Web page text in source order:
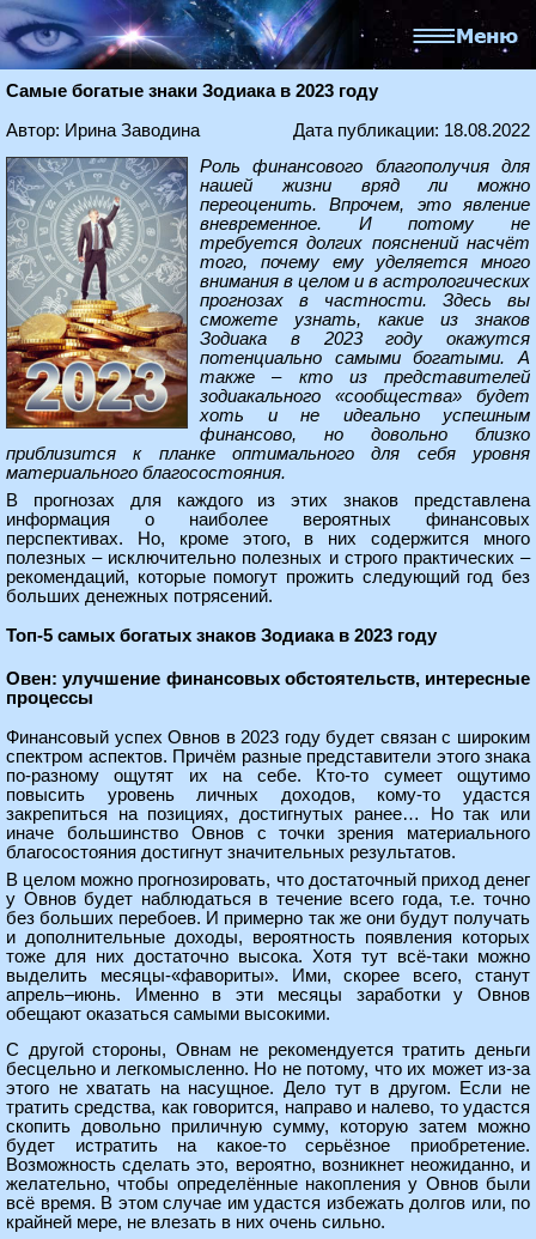
Самые богатые знаки Зодиака в 2023 году
Автор: Ирина Заводина
Дата публикации: 18.08.2022
Роль финансового благополучия для
нашей жизни вряд ли можно
переоценить. Впрочем, это явление
вневременное. И потому не
требуется долгих пояснений насчёт
того, почему ему уделяется много
внимания в целом и в астрологических
прогнозах в частности. Здесь вы
сможете узнать, какие из знаков
Зодиака в 2023 году окажутся
потенциально самыми богатыми. А
также – кто из представителей
зодиакального «сообщества» будет
хоть и не идеально успешным
финансово, но довольно близко
приблизится к планке оптимального для себя уровня
материального благосостояния.
В прогнозах для каждого из этих знаков представлена
информация о наиболее вероятных финансовых
перспективах. Но, кроме этого, в них содержится много
полезных – исключительно полезных и строго практических –
рекомендаций, которые помогут прожить следующий год без
больших денежных потрясений.
Топ-5 самых богатых знаков Зодиака в 2023 году
Овен: улучшение финансовых обстоятельств, интересные
процессы
Финансовый успех Овнов в 2023 году будет связан с широким
спектром аспектов. Причём разные представители этого знака
по-разному ощутят их на себе. Кто-то сумеет ощутимо
повысить уровень личных доходов, кому-то удастся
закрепиться на позициях, достигнутых ранее… Но так или
иначе большинство Овнов с точки зрения материального
благосостояния достигнут значительных результатов.
В целом можно прогнозировать, что достаточный приход денег
у Овнов будет наблюдаться в течение всего года, т.е. точно
без больших перебоев. И примерно так же они будут получать
и дополнительные доходы, вероятность появления которых
тоже для них достаточно высока. Хотя тут всё-таки можно
выделить месяцы-«фавориты». Ими, скорее всего, станут
апрель–июнь. Именно в эти месяцы заработки у Овнов
обещают оказаться самыми высокими.
С другой стороны, Овнам не рекомендуется тратить деньги
бесцельно и легкомысленно. Но не потому, что их может из-за
этого не хватать на насущное. Дело тут в другом. Если не
тратить средства, как говорится, направо и налево, то удастся
скопить довольно приличную сумму, которую затем можно
будет истратить на какое-то серьёзное приобретение.
Возможность сделать это, вероятно, возникнет неожиданно, и
желательно, чтобы определённые накопления у Овнов были
всё время. В этом случае им удастся избежать долгов или, по
крайней мере, не влезать в них очень сильно.